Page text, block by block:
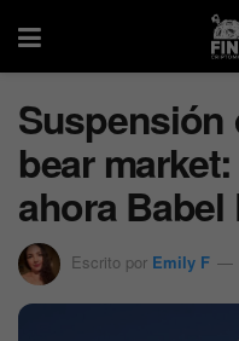
Suspensión
bear
ahora Babel
Escrito por Emily F